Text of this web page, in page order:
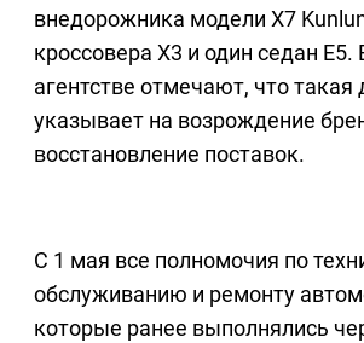
внедорожника модели X7
кроссовера X3 и один седан
агентстве отмечают, что такая
указывает на возрождение
восстановление поставок.
С 1 мая все полномочия по
обслуживанию и ремонту
которые ранее выполнялись